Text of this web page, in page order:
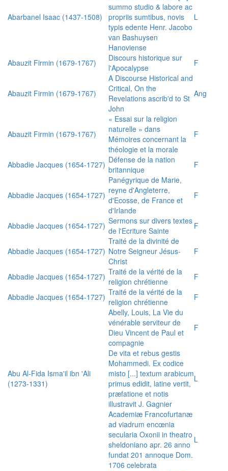
Abarbanel Isaac (1437-1508)
summo studio & labore ac
propriis sumtibus, novis
typis edente Henr. Jacobo
van Bashuysen
Hanoviense
L
Abauzit Firmin (1679-1767)
Discours historique sur
l'Apocalypse
F
Abauzit Firmin (1679-1767)
A Discourse Historical and
Critical, On the
Revelations ascrib'd to St
John
Ang
Abauzit Firmin (1679-1767)
« Essai sur la religion
naturelle » dans
Mémoires concernant la
théologie et la morale
F
Abbadie Jacques (1654-1727) Défense de la nation
britannique
F
Abbadie Jacques (1654-1727)
Panégyrique de Marie,
reyne d'Angleterre,
d'Ecosse, de France et
d'Irlande
F
Abbadie Jacques (1654-1727) Sermons sur divers textes
de l'Ecriture Sainte
F
Abbadie Jacques (1654-1727)
Traité de la divinité de
Notre Seigneur Jésus-
Christ
F
Abbadie Jacques (1654-1727) Traité de la vérité de la
religion chrétienne
F
Abbadie Jacques (1654-1727) Traité de la vérité de la
religion chrétienne
F
Abelly, Louis, La Vie du
vénérable serviteur de
Dieu Vincent de Paul et
compagnie
F
Abu Al-Fida Isma'il ibn 'Ali
(1273-1331)
De vita et rebus gestis
Mohammedi. Ex codice
misto [...] textum arabicum
primus edidit, latine vertit,
præfatione et notis
illustravit J. Gagnier
L
Academiæ Francofurtanæ
ad viadrum encœnia
secularia Oxonii in theatro
sheldoniano apr. 26 anno
fundat 201 annoque Dom.
1706 celebrata
L